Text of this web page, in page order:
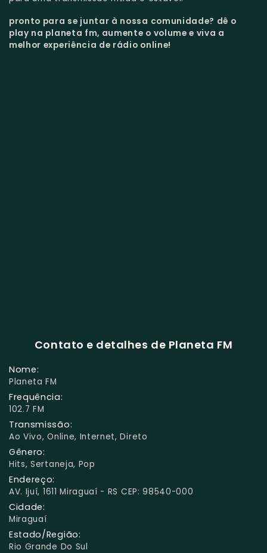
pronto para se juntar à nossa comunidade? dê o
play na planeta fm, aumente o volume e viva a
melhor experiência de rádio online!
Contato e detalhes de Planeta FM
Nome:
Planeta FM
Frequência:
102.7 FM
Transmissão:
Ao Vivo, Online, Internet, Direto
Gênero:
Hits, Sertaneja, Pop
Endereço:
AV. Ijuí, 1611 Miraguaí - RS CEP: 98540-000
Cidade:
Miraguaí
Estado/Região:
Rio Grande Do Sul